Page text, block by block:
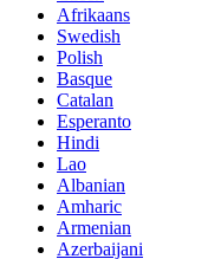
Afrikaans
Swedish
Polish
Basque
Catalan
Esperanto
Hindi
Lao
Albanian
Amharic
Armenian
Azerbaijani